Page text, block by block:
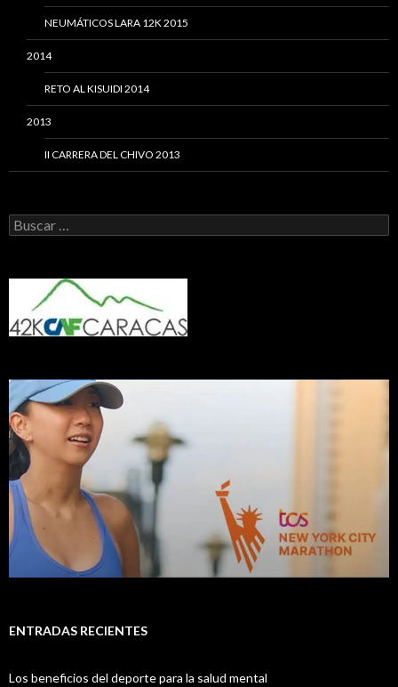
NEUMÁTICOS LARA 12K 2015
2014
RETO AL KISUIDI 2014
2013
II CARRERA DEL CHIVO 2013
Buscar:
ENTRADAS RECIENTES
Los beneficios del deporte para la salud mental